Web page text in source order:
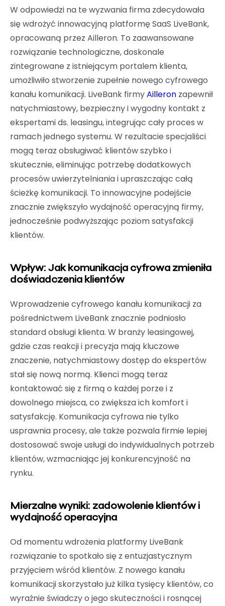
W odpowiedzi na te wyzwania firma zdecydowała
się wdrożyć innowacyjną platformę SaaS LiveBank,
opracowaną przez Ailleron. To zaawansowane
rozwiązanie technologiczne, doskonale
zintegrowane z istniejącym portalem klienta,
umożliwiło stworzenie zupełnie nowego cyfrowego
kanału komunikacji. LiveBank firmyAilleron zapewnił
natychmiastowy, bezpieczny i wygodny kontakt z
ekspertami ds. leasingu, integrując cały proces w
ramach jednego systemu. W rezultacie specjaliści
mogą teraz obsługiwać klientów szybko i
skutecznie, eliminując potrzebę dodatkowych
procesów uwierzytelniania i upraszczając całą
ścieżkę komunikacji. To innowacyjne podejście
znacznie zwiększyło wydajność operacyjną firmy,
jednocześnie podwyższając poziom satysfakcji
klientów.
Wpływ: Jak komunikacja cyfrowa zmieniła
doświadczenia klientów
Wprowadzenie cyfrowego kanału komunikacji za
pośrednictwem LiveBank znacznie podniosło
standard obsługi klienta. W branży leasingowej,
gdzie czas reakcji i precyzja mają kluczowe
znaczenie, natychmiastowy dostęp do ekspertów
stał się nową normą. Klienci mogą teraz
kontaktować się z firmą o każdej porze i z
dowolnego miejsca, co zwiększa ich komfort i
satysfakcję. Komunikacja cyfrowa nie tylko
usprawnia procesy, ale także pozwala firmie lepiej
dostosować swoje usługi do indywidualnych potrzeb
klientów, wzmacniając jej konkurencyjność na
rynku.
Mierzalne wyniki: zadowolenie klientów i
wydajność operacyjna
Od momentu wdrożenia platformy LiveBank
rozwiązanie to spotkało się z entuzjastycznym
przyjęciem wśród klientów. Z nowego kanału
komunikacji skorzystało już kilka tysięcy klientów, co
wyraźnie świadczy o jego skuteczności i rosnącej